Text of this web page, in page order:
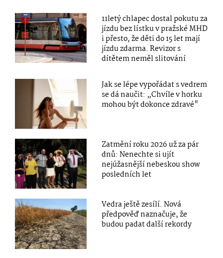
11letý chlapec dostal pokutu za
jízdu bez lístku v pražské MHD
i přesto, že děti do 15 let mají
jízdu zdarma. Revizor s
dítětem neměl slitování
Jak se lépe vypořádat s vedrem
se dá naučit: „Chvíle v horku
mohou být dokonce zdravé"
Zatmění roku 2026 už za pár
dnů: Nenechte si ujít
nejúžasnější nebeskou show
posledních let
Vedra ještě zesílí. Nová
předpověď naznačuje, že
budou padat další rekordy